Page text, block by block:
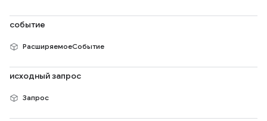
событие
РасширяемоеСобытие
исходный запрос
Запрос